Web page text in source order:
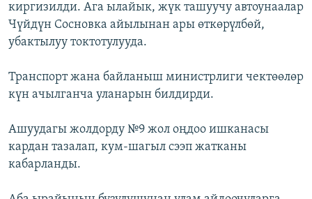
киргизилди. Ага ылайык, жүк ташуучу автоунаалар
Чүйдүн Сосновка айылынан ары өткөрүлбөй,
убактылуу токтотулууда.
Транспорт жана байланыш министрлиги чектөөлөр
күн ачылганча уланарын билдирди.
Ашуудагы жолдорду №9 жол оңдоо ишканасы
кардан тазалап, кум-шагыл сээп жатканы
кабарланды.